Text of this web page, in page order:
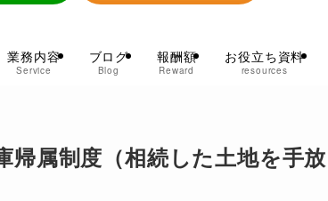
業務内容
Service
ブログ
Blog
報酬額
Reward
お役立ち資料
resources
帰属制度（相続した土地を手放